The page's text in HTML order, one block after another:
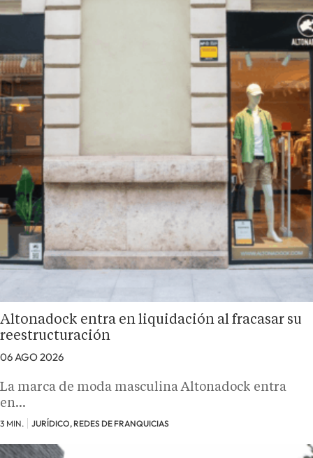
Altonadock entra en liquidación al fracasar su
reestructuración
06 AGO 2026
La marca de moda masculina Altonadock entra
en…
3 MIN. JURÍDICO, REDES DE FRANQUICIAS